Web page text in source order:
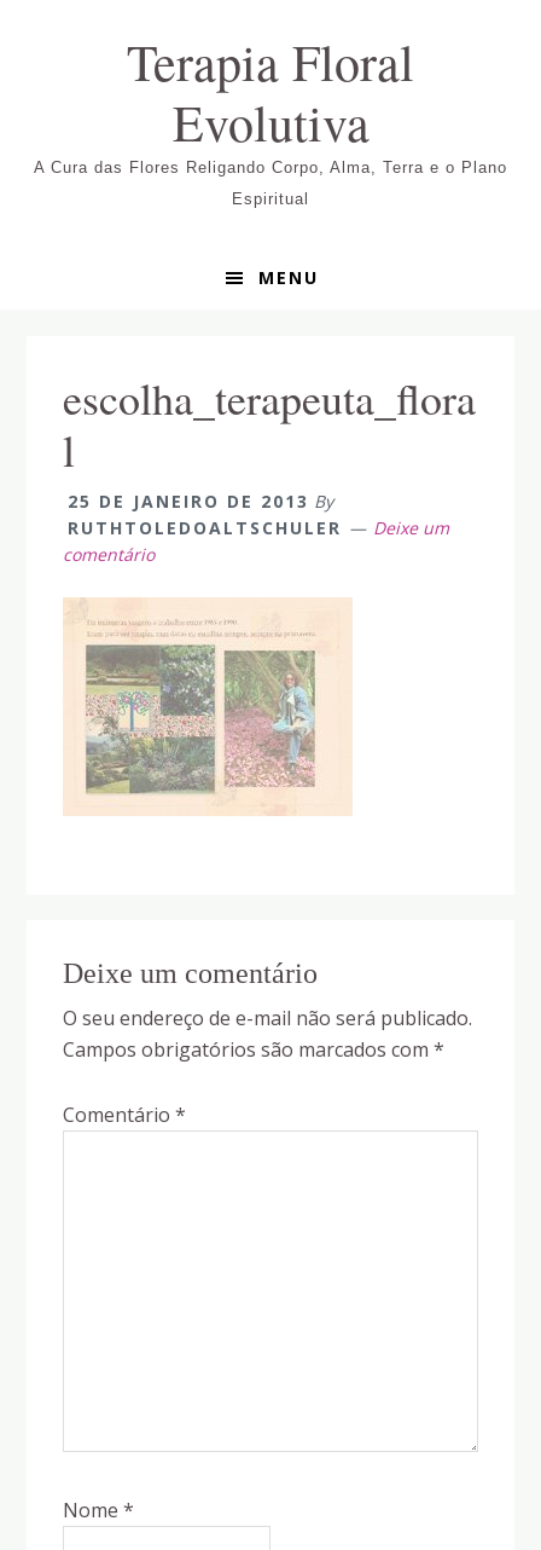
Terapia Floral
Evolutiva
A Cura das Flores Religando Corpo, Alma, Terra e o Plano
Espiritual
MENU
escolha_terapeuta_flora
l
25 DE JANEIRO DE 2013 By
RUTHTOLEDOALTSCHULER
Deixe um
comentário
Interactions
Deixe um comentário
O seu endereço de e-mail não será publicado.
Campos obrigatórios são marcados com*
Comentário*
Nome*